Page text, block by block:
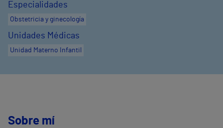
Especialidades
Obstetricia y ginecología
Unidades Médicas
Unidad Materno Infantil
Sobre mí